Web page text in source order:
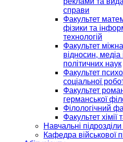
справи
Факультет
фізики та
технологій
Факультет
відносин, медіа
політичних наук
Факультет
соціальної
Факультет
германської
Філологічний
Факультет хімії
Навчальні
Кафедра військової